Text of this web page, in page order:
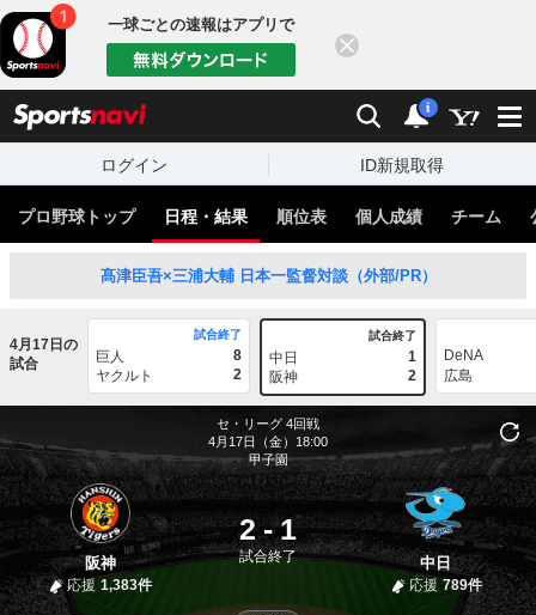
一球ごとの速報はアプリで
検索 通知
i
ログイン ID新規取得
プロ野球トップ 日程・結果 順位表 個人成績 チーム
髙津臣吾×三浦大輔 日本一監督対談（外部/PR）
4月17日の
試合
試合終了
巨人
8
ヤクルト
2
試合終了
中日
1
阪神
2
DeNA
広島
セ・リーグ 4回戦
4月17日（金）18:00
甲子園
阪神
応援 1,383件
2 - 1
試合終了 中日
応援 789件